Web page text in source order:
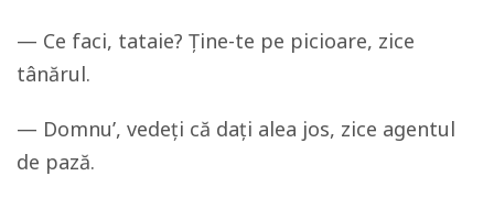
— Ce faci, tataie? Ține-te pe picioare, zice
tânărul.
— Domnu’, vedeți că dați alea jos, zice agentul
de pază.